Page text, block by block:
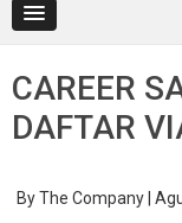
CAREER
DAFTAR
ByThe Company